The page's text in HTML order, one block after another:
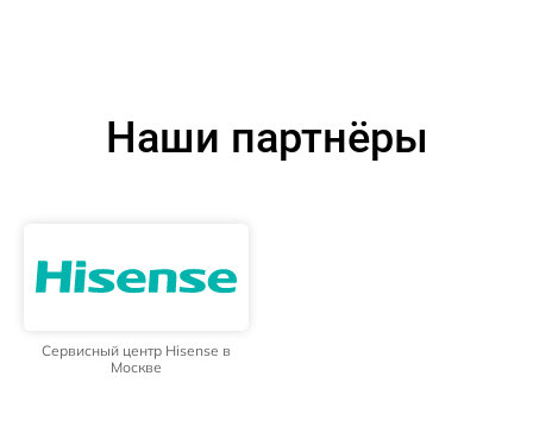
Наши партнёры
Сервисный центр Hisense в
Москве